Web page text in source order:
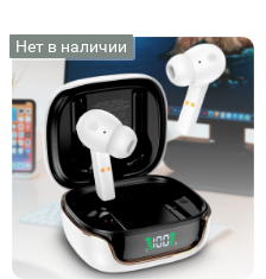
Нет в наличии